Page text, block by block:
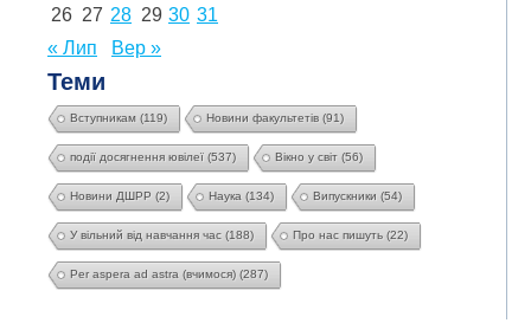
26 27 28 29 30 31
« Лип
Вер »
Теми
Вступникам (119) Новини факультетів (91)
події досягнення ювілеї (537) Вікно у світ (56)
Новини ДШРР (2) Наука (134) Випускники (54)
У вільний від навчання час (188) Про нас пишуть (22)
Per aspera ad astra (вчимося) (287)